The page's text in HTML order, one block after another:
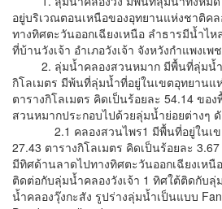
อยู่บริเวณตอนเหนือของอุทยานแห่งชาติค
ทางทิศตะวันออกเฉียงเหนือ ลำธารมีน้ำไ
ที่บ้านวังเจ้า อำเภอวังเจ้า จังหวังกำแพงเพ
2. ลุ่มน้ำคลองสวนหมาก มีพื้นที่ลุ่มน้ำทั้
กิโลเมตร มีพ้นที่ลุ่มน้ำที่อยู่ในเขตอุทยานแ
ตารางกิโลเมตร คิดเป็นร้อยละ 54.14 ข
สวนหมากประกอบไปด้วยลุ่มน้ำย่อยต่างๆ
2.1 คลองสวนไพร1 มีพื้นที่อยู่ในเขต
27.43 ตารางกิโลเมตร คิดเป็นร้อยละ
มีทิศด้านลาดไปทางทิศตะวันออกเฉียงเห
ติดต่อกับลุ่มน้ำคลองวังเจ้า 1 ทิศใต้ติดกับ
น้ำคลองวุ๊งกะสัง รูปร่างลุ่มน้ำเป็นแบบ